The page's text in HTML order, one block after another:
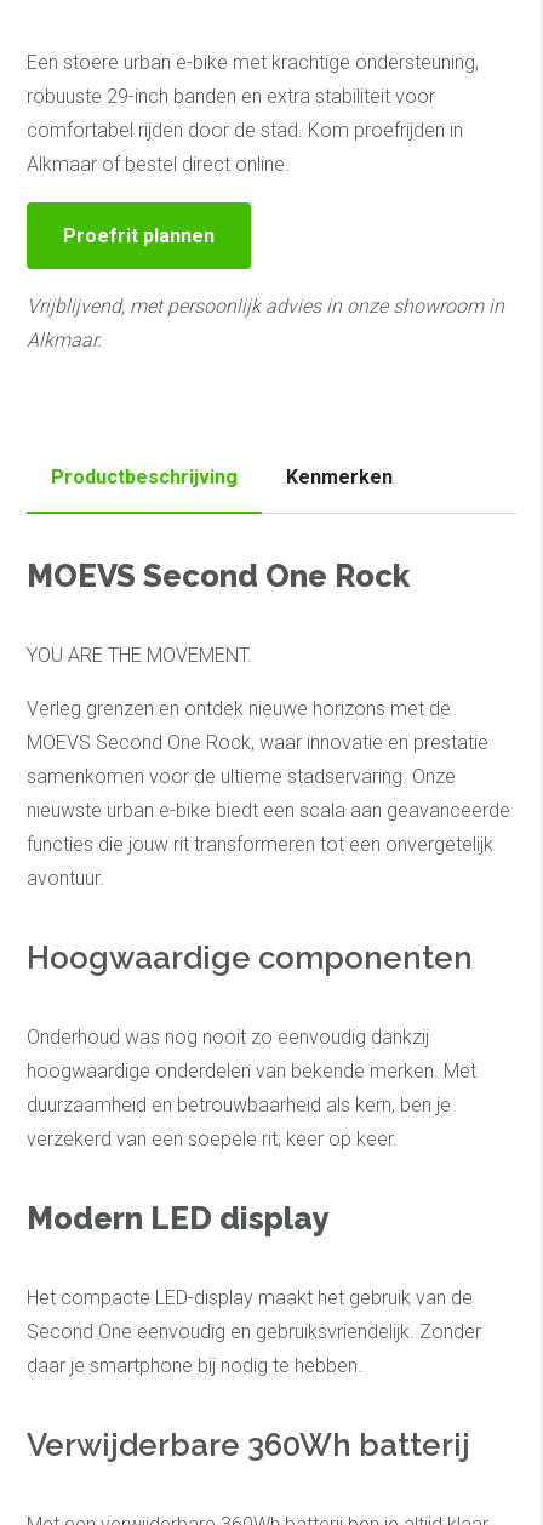
Een stoere urban e-bike met krachtige ondersteuning,
robuuste 29-inch banden en extra stabiliteit voor
comfortabel rijden door de stad. Kom proefrijden in
Alkmaar of bestel direct online.
Proefrit plannen
Vrijblijvend, met persoonlijk advies in onze showroom in
Alkmaar.
Productbeschrijving Kenmerken
MOEVS Second One Rock
YOU ARE THE MOVEMENT.
Verleg grenzen en ontdek nieuwe horizons met de
MOEVS Second One Rock, waar innovatie en prestatie
samenkomen voor de ultieme stadservaring. Onze
nieuwste urban e-bike biedt een scala aan geavanceerde
functies die jouw rit transformeren tot een onvergetelijk
avontuur.
Hoogwaardige componenten
Onderhoud was nog nooit zo eenvoudig dankzij
hoogwaardige onderdelen van bekende merken. Met
duurzaamheid en betrouwbaarheid als kern, ben je
verzekerd van een soepele rit, keer op keer.
Modern LED display
Het compacte LED-display maakt het gebruik van de
Second One eenvoudig en gebruiksvriendelijk. Zonder
daar je smartphone bij nodig te hebben.
Verwijderbare 360Wh batterij